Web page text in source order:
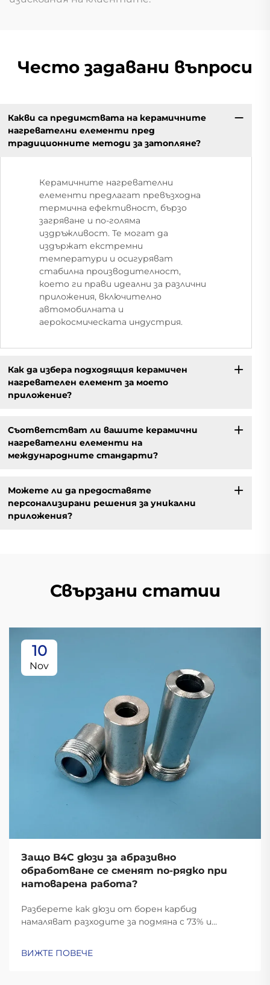
Често задавани въпроси
Какви са предимствата на керамичните
нагревателни елементи пред
традиционните методи за затопляне?
Керамичните нагревателни
елементи предлагат превъзходна
термична ефективност, бързо
загряване и по-голяма
издръжливост. Те могат да
издържат екстремни
температури и осигуряват
стабилна производителност,
което ги прави идеални за различни
приложения, включително
автомобилната и
аерокосмическата индустрия.
Как да избера подходящия керамичен
нагревателен елемент за моето
приложение?
Съответстват ли вашите керамични
нагревателни елементи на
международните стандарти?
Можете ли да предоставяте
персонализирани решения за уникални
приложения?
Свързани статии
10
Nov
Защо B4C дюзи за абразивно
обработване се сменят по-рядко при
натоварена работа?
Разберете как дюзи от борен карбид
намаляват разходите за подмяна с 73% и
времето на работа и намалете общите
ВИЖТЕ ПОВЕЧЕ